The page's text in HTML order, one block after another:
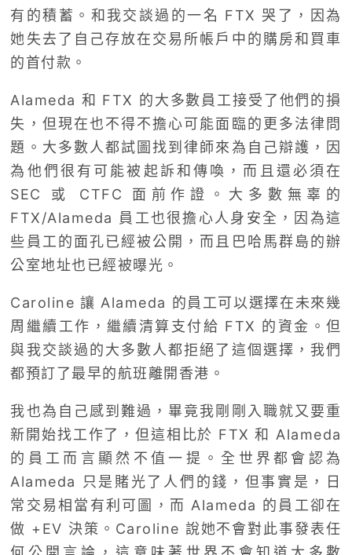
有的積蓄。和我交談過的一名 FTX 哭了，因為
她失去了自己存放在交易所帳戶中的購房和買車
的首付款。
Alameda 和 FTX 的大多數員工接受了他們的損
失，但現在也不得不擔心可能面臨的更多法律問
題。大多數人都試圖找到律師來為自己辯護，因
為他們很有可能被起訴和傳喚，而且還必須在
SEC 或 CTFC 面前作證。大多數無辜的
FTX/Alameda 員工也很擔心人身安全，因為這
些員工的面孔已經被公開，而且巴哈馬群島的辦
公室地址也已經被曝光。
Caroline 讓 Alameda 的員工可以選擇在未來幾
周繼續工作，繼續清算支付給 FTX 的資金。但
與我交談過的大多數人都拒絕了這個選擇，我們
都預訂了最早的航班離開香港。
我也為自己感到難過，畢竟我剛剛入職就又要重
新開始找工作了，但這相比於 FTX 和 Alameda
的員工而言顯然不值一提。全世界都會認為
Alameda 只是賭光了人們的錢，但事實是，日
常交易相當有利可圖，而 Alameda 的員工卻在
做 +EV 決策。Caroline 說她不會對此事發表任